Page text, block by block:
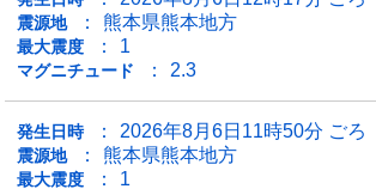
震源地 熊本県熊本地方
最大震度 1
マグニチュード 2.3
発生日時 2026年8月6日11時50分 ごろ
震源地 熊本県熊本地方
最大震度 1